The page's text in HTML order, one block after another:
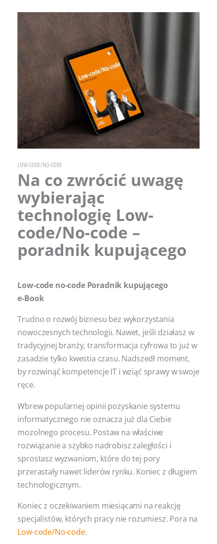
LOW-CODE/NO-CODE
Na co zwrócić uwagę
wybierając
technologię Low-
code/No-code –
poradnik kupującego
Low-code no-code Poradnik kupującego
e-Book
Trudno o rozwój biznesu bez wykorzystania
nowoczesnych technologii. Nawet, jeśli działasz w
tradycyjnej branży, transformacja cyfrowa to już w
zasadzie tylko kwestia czasu. Nadszedł moment,
by rozwinąć kompetencje IT i wziąć sprawy w swoje
ręce.
Wbrew popularnej opinii pozyskanie systemu
informatycznego nie oznacza już dla Ciebie
mozolnego procesu. Postaw na właściwe
rozwiązanie a szybko nadrobisz zaległości i
sprostasz wyzwaniom, które do tej pory
przerastały nawet liderów rynku. Koniec z długiem
technologicznym.
Koniec z oczekiwaniem miesiącami na reakcję
specjalistów, których pracy nie rozumiesz. Pora na
Low-code/No-code.